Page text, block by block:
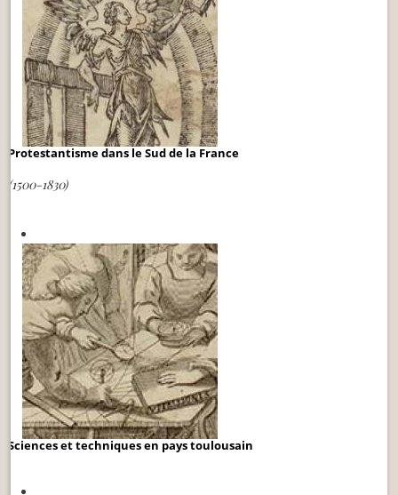
Protestantisme dans le Sud de la France
(1500-1830)
Sciences et techniques en pays toulousain